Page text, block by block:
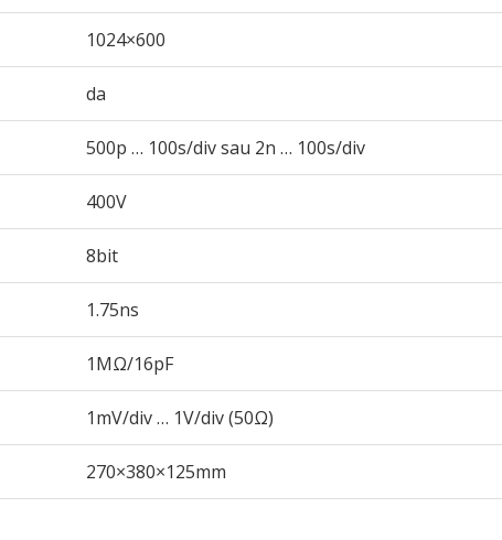
1024×600
da
500p … 100s/div sau 2n … 100s/div
400V
8bit
1.75ns
1MΩ/16pF
1mV/div … 1V/div (50Ω)
270×380×125mm